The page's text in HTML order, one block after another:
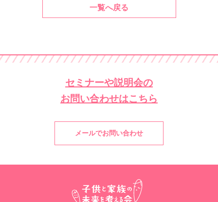
一覧へ戻る
セミナーや説明会の
お問い合わせはこちら
メールでお問い合わせ